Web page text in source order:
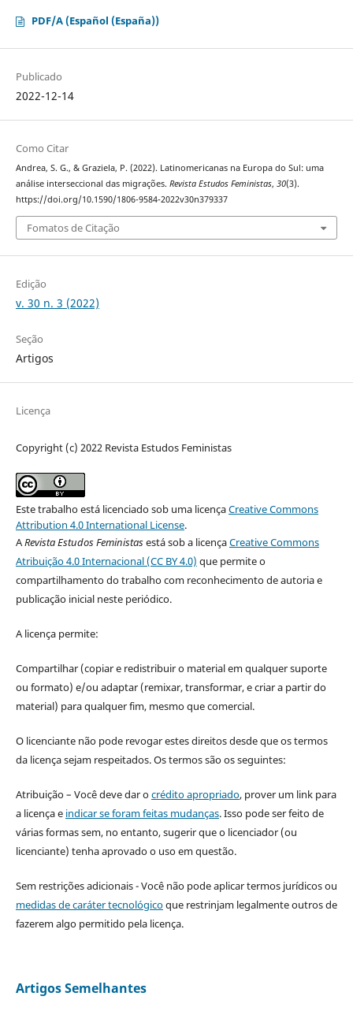
PDF/A (Español (España))
Publicado
2022-12-14
Como Citar
Andrea, S. G., & Graziela, P. (2022). Latinomericanas na Europa do Sul: uma
análise interseccional das migrações. Revista Estudos Feministas, 30(3).
https://doi.org/10.1590/1806-9584-2022v30n379337
Fomatos de Citação
Edição
v. 30 n. 3 (2022)
Seção
Artigos
Licença
Copyright (c) 2022 Revista Estudos Feministas
Este trabalho está licenciado sob uma licençaCreative Commons
Attribution 4.0 International License.
ARevista Estudos Feministasestá sob a licençaCreative Commons
Atribuição 4.0 Internacional (CC BY 4.0) que permite o
compartilhamento do trabalho com reconhecimento de autoria e
publicação inicial neste periódico.
A licença permite:
Compartilhar (copiar e redistribuir o material em qualquer suporte
ou formato) e/ou adaptar (remixar, transformar, e criar a partir do
material) para qualquer fim, mesmo que comercial.
O licenciante não pode revogar estes direitos desde que os termos
da licença sejam respeitados. Os termos são os seguintes:
Atribuição – Você deve dar ocrédito apropriado, prover um link para
a licença e indicar se foram feitas mudanças. Isso pode ser feito de
várias formas sem, no entanto, sugerir que o licenciador (ou
licenciante) tenha aprovado o uso em questão.
Sem restrições adicionais - Você não pode aplicar termos jurídicos ou
medidas de caráter tecnológicoque restrinjam legalmente outros de
fazerem algo permitido pela licença.
Artigos Semelhantes